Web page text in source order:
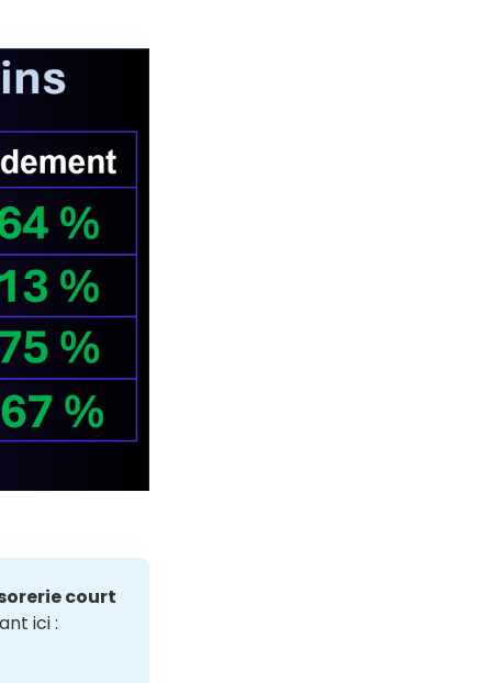
court
ici :